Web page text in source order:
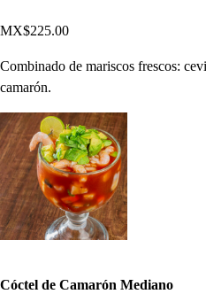
MX$225.00
Combinado de mariscos frescos:
camarón.
Cóctel de Camarón Mediano